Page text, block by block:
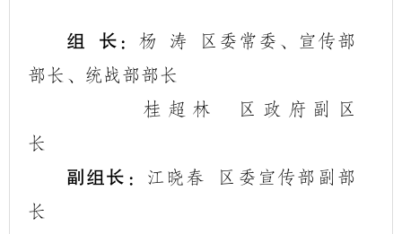
组 长 ：杨 涛
区委常委、宣传部
部长、统战部部长
桂超林
区政府副区
长
副组长 ：江晓春
区委宣传部副部
长